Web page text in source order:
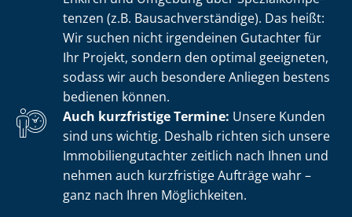
ten­zen (z.B. Bau­sach­ver­stän­di­ge). Das heißt:
Wir suchen nicht irgendeinen Gutachter für
Ihr Projekt, sondern den optimal geeigneten,
sodass wir auch besondere Anliegen bestens
bedienen können.
Auch kurzfristige Termine: Unsere Kunden
sind uns wichtig. Deshalb richten sich unsere
Im­mo­bi­li­en­gut­ach­ter zeitlich nach Ihnen und
nehmen auch kurzfristige Aufträge wahr –
ganz nach Ihren Möglichkeiten.